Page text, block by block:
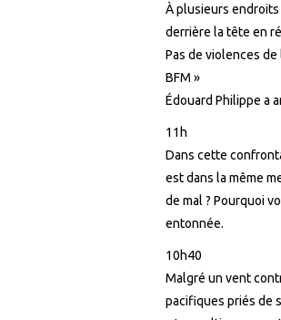
À plusieurs endroits
derrière la tête en
Pas de violences
BFM »
Édouard Philippe a
11h
Dans cette
est dans la même
de mal ? Pourquoi
entonnée.
10h40
Malgré un vent
pacifiques priés de